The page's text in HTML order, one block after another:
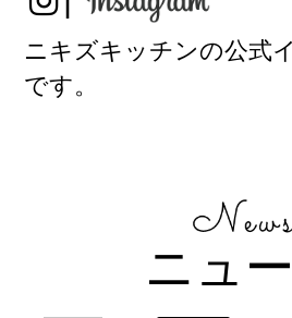
ニキズキッチンの公式
です。
ニュ